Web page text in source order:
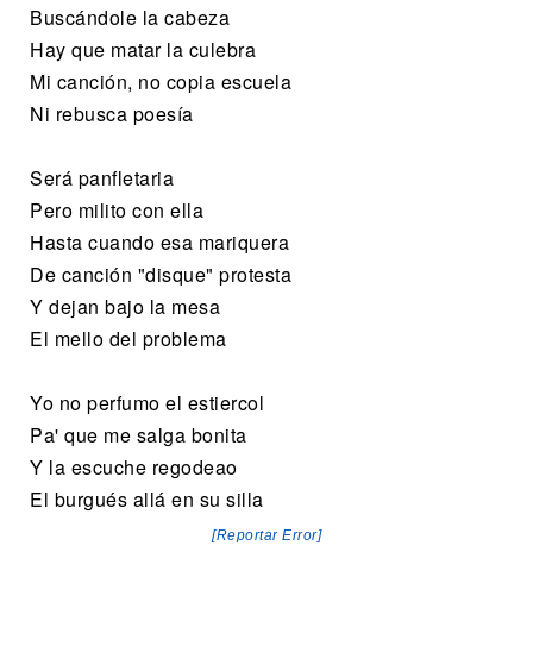
Buscándole la cabeza
Hay que matar la culebra
Mi canción, no copia escuela
Ni rebusca poesía
Será panfletaria
Pero milito con ella
Hasta cuando esa mariquera
De canción "disque" protesta
Y dejan bajo la mesa
El mello del problema
Yo no perfumo el estiercol
Pa' que me salga bonita
Y la escuche regodeao
El burgués allá en su silla
[Reportar Error]